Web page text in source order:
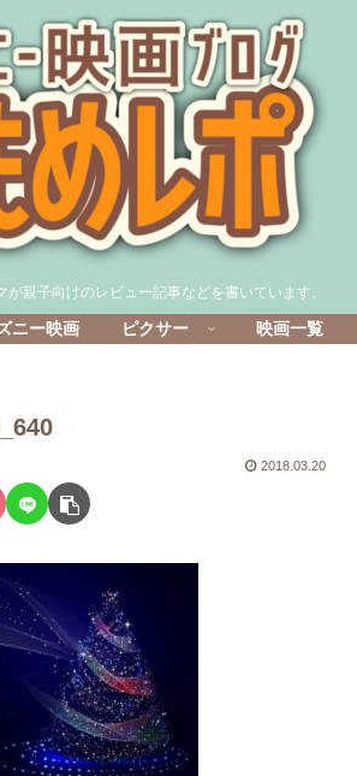
が親子向けのレビュー記事などを書いています。
ニー映画 ピクサー 映画一覧
2018.03.20